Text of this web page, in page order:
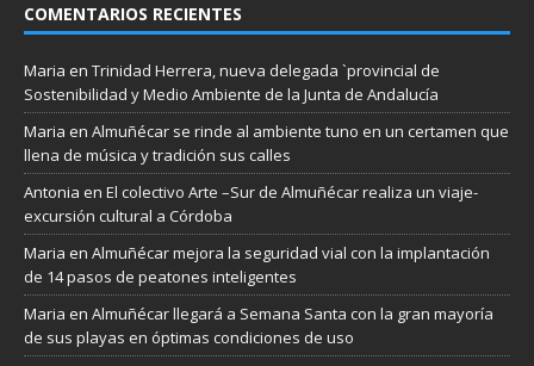
COMENTARIOS RECIENTES
Maria en Trinidad Herrera, nueva delegada `provincial de
Sostenibilidad y Medio Ambiente de la Junta de Andalucía
Maria en Almuñécar se rinde al ambiente tuno en un certamen que
llena de música y tradición sus calles
Antonia en El colectivo Arte –Sur de Almuñécar realiza un viaje-
excursión cultural a Córdoba
Maria en Almuñécar mejora la seguridad vial con la implantación
de 14 pasos de peatones inteligentes
Maria en Almuñécar llegará a Semana Santa con la gran mayoría
de sus playas en óptimas condiciones de uso